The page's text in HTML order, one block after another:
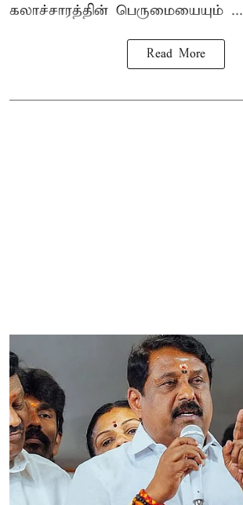
கலாச்சாரத்தின் பெருமையையும் ...
Read More